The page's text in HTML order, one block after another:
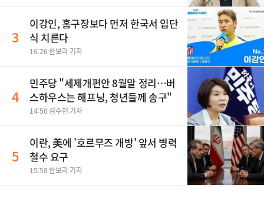
3
이강인, 홈구장보다 먼저 한국서 입단
식 치른다
16:26 한보라 기자
4
민주당 "세제개편안 8월말 정리…버
스하우스는 해프닝, 청년들께 송구"
14:50 김수현 기자
5
이란, 美에 '호르무즈 개방' 앞서 병력
철수 요구
15:58 한보라 기자